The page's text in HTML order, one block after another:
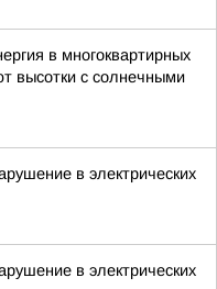
в многоквартирных
высотки с солнечными
в электрических
в электрических